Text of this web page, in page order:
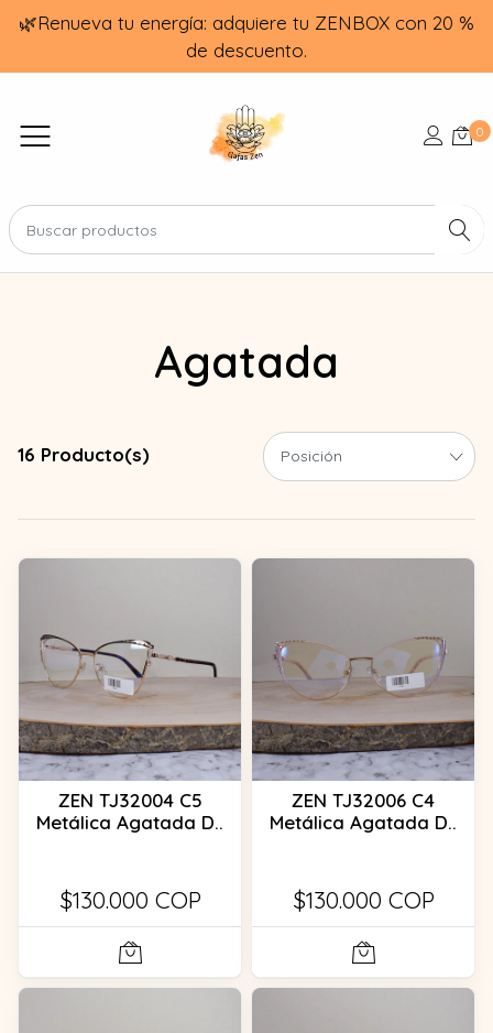
🌿Renueva tu energía: adquiere tu ZENBOX con 20 %
de descuento.
0
Agatada
16 Producto(s)
ZEN TJ32004 C5
Metálica Agatada D..
$130.000 COP
ZEN TJ32006 C4
Metálica Agatada D..
$130.000 COP